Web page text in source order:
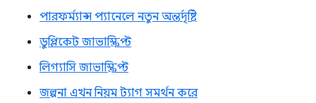
পারফর্ম্যান্স প্যানেলে নতুন অন্তর্দৃষ্টি
ডুপ্লিকেট জাভাস্ক্রিপ্ট
লিগ্যাসি জাভাস্ক্রিপ্ট
জল্পনা এখন নিয়ম ট্যাগ সমর্থন করে